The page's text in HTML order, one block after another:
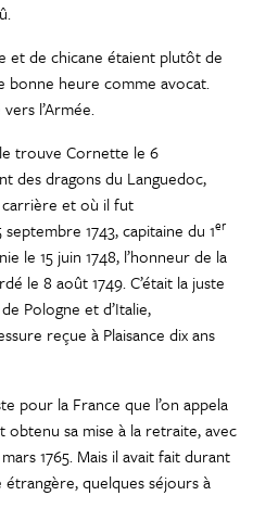
et de chicane étaient plutôt de
bonne heure comme avocat.
l’Armée.
le trouve Cornette le 6
des dragons du Languedoc,
carrière et où il fut
1743, capitaine du 1er
le 15 juin 1748, l’honneur de la
le 8 août 1749. C’était la juste
Pologne et d’Italie,
reçue à Plaisance dix ans
pour la France que l’on appela
obtenu sa mise à la retraite, avec
1765. Mais il avait fait durant
quelques séjours à